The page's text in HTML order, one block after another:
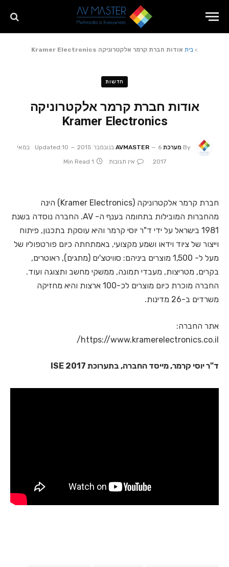
> בית אודות חברת קרמר אלקטרוניקה Kramer Electronics
חדשות
אודות חברת קרמר אלקטרוניקה
Kramer Electronics
By מערכת AVMASTER6 בנובמבר 2015 Updated:
10 במאי
2017
אין תגובות 1 Min Read
חברת קרמר אלקטרוניקה (Kramer Electronics) הינה
מהחברות המובילות בתחומה בענף ה- AV. החברה נוסדה בשנת
1981 בישראל על ידי ד"ר יוסי קרמר והיא עוסקת בתכנון, פיתוח
וייצור של ציוד וידאו ושמע מקצועי, באמתחתה כיום פורטפוליו של
מעל ל- 1,500 מוצרים ביניהם: סוויטצ'ים (מתגים), ראוטרים,
בקרים, מטריצות, מעבדי תמונה, ממשקי מחשב ותצוגה ועוד.
החברה מוכרת כיום מוצרים לכ-100 ארצות והיא מחזיקה
משרדים ב-26 מדינות.
אתר החברה:
https://www.kramerelectronics.co.il/
ד"ר יוסי קרמר, מייסד החברה, בתערוכת ISE 2017